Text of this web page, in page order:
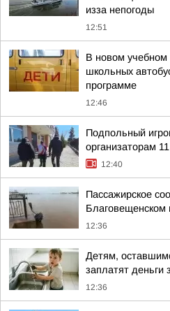
изза непогоды
12:51
В новом учебном
школьных
программе
12:46
Подпольный
организаторам
12:40
Пассажирское
Благовещенском
12:36
Детям,
заплатят деньги
12:36